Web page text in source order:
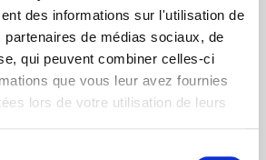
des informations sur l'utilisation de
de médias sociaux, de
qui peuvent combiner celles-ci
que vous leur avez fournies
lors de votre utilisation de leurs